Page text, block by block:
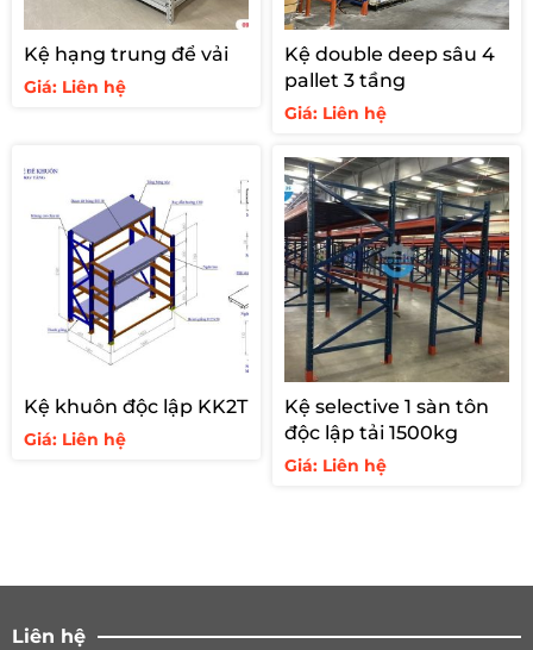
Kệ hạng trung để vải
Giá: Liên hệ
Kệ double deep sâu 4
pallet 3 tầng
Giá: Liên hệ
Kệ khuôn độc lập KK2T
Giá: Liên hệ
Kệ selective 1 sàn tôn
độc lập tải 1500kg
Giá: Liên hệ
Liên hệ